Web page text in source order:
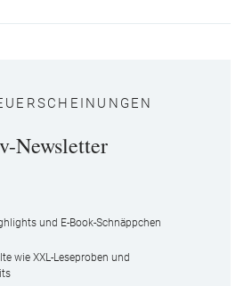
Newsletter
und E-Book-Schnäppchen
wie XXL-Leseproben und